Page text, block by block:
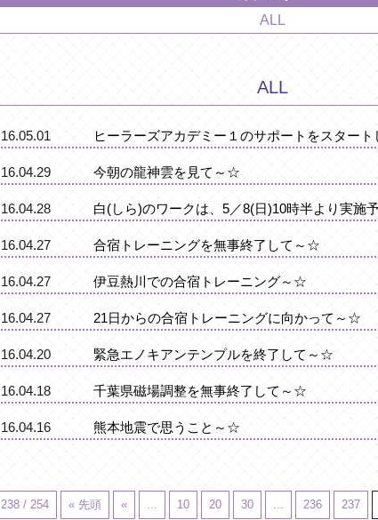
ALL
16.05.01 ヒーラーズアカデミー１のサポートをスター
16.04.29 今朝の龍神雲を見て～☆
16.04.28 白(しら)のワークは、5／8(日)10時半より実施
16.04.27 合宿トレーニングを無事終了して～☆
16.04.27 伊豆熱川での合宿トレーニング～☆
16.04.27 21日からの合宿トレーニングに向かって～☆
16.04.20 緊急エノキアンテンプルを終了して～☆
16.04.18 千葉県磁場調整を無事終了して～☆
16.04.16 熊本地震で思うこと～☆
238 / 254 « 先頭 « ... 10 20 30 ... 236 237
ALL